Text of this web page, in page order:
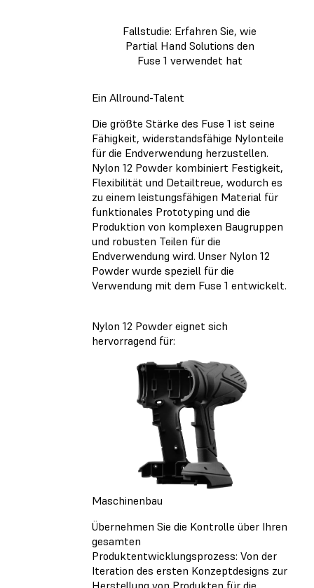
Fallstudie: Erfahren Sie, wie
Partial Hand Solutions den
Fuse 1 verwendet hat
Ein Allround-Talent
Die größte Stärke des Fuse 1 ist seine
Fähigkeit, widerstandsfähige Nylonteile
für die Endverwendung herzustellen.
Nylon 12 Powder kombiniert Festigkeit,
Flexibilität und Detailtreue, wodurch es
zu einem leistungsfähigen Material für
funktionales Prototyping und die
Produktion von komplexen Baugruppen
und robusten Teilen für die
Endverwendung wird. Unser Nylon 12
Powder wurde speziell für die
Verwendung mit dem Fuse 1 entwickelt.
Nylon 12 Powder eignet sich
hervorragend für:
Maschinenbau
Übernehmen Sie die Kontrolle über Ihren
gesamten
Produktentwicklungsprozess: Von der
Iteration des ersten Konzeptdesigns zur